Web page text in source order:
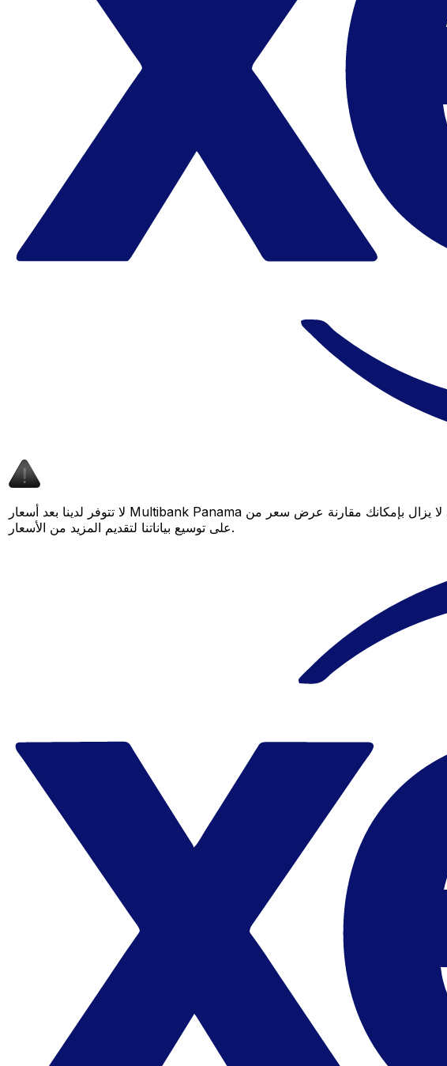
لا تتوفر لدينا بعد أسعار Multibank Panama لهذا الزوج من العملات، لكن لا يزال بإمكانك مقارنة عرض سعر من Multibank Panama بسعر Xe المباشر لمعرفة التوفير المحتمل. عد لاحقًا، فنحن نعمل باستمرار
على توسيع بياناتنا لتقديم المزيد من الأسعار.